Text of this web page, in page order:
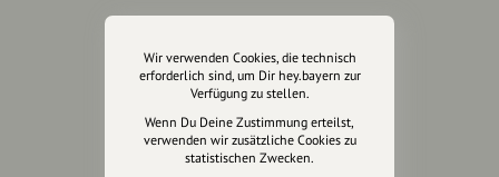
Wir unterstützen Euch
Fotografie & mehr
Marketing
Design & Branding
Anakin Design
Wir verwenden Cookies, die technisch
erforderlich sind, um Dir hey.bayern zur
Verfügung zu stellen.
Wenn Du Deine Zustimmung erteilst,
verwenden wir zusätzliche Cookies zu
statistischen Zwecken.